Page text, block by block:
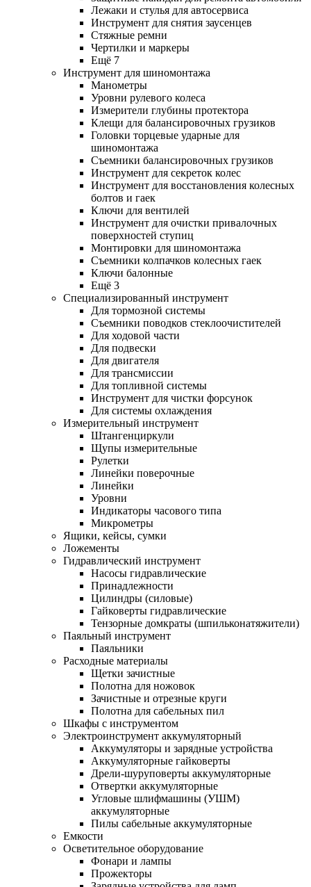
Лежаки и стулья для автосервиса
Инструмент для снятия заусенцев
Стяжные ремни
Чертилки и маркеры
Ещё 7
Инструмент для шиномонтажа
Манометры
Уровни рулевого колеса
Измерители глубины протектора
Клещи для балансировочных грузиков
Головки торцевые ударные для
шиномонтажа
Съемники балансировочных грузиков
Инструмент для секреток колес
Инструмент для восстановления колесных
болтов и гаек
Ключи для вентилей
Инструмент для очистки привалочных
поверхностей ступиц
Монтировки для шиномонтажа
Съемники колпачков колесных гаек
Ключи балонные
Ещё 3
Специализированный инструмент
Для тормозной системы
Съемники поводков стеклоочистителей
Для ходовой части
Для подвески
Для двигателя
Для трансмиссии
Для топливной системы
Инструмент для чистки форсунок
Для системы охлаждения
Измерительный инструмент
Штангенциркули
Щупы измерительные
Рулетки
Линейки поверочные
Линейки
Уровни
Индикаторы часового типа
Микрометры
Ящики, кейсы, сумки
Ложементы
Гидравлический инструмент
Насосы гидравлические
Принадлежности
Цилиндры (силовые)
Гайковерты гидравлические
Тензорные домкраты (шпильконатяжители)
Паяльный инструмент
Паяльники
Расходные материалы
Щетки зачистные
Полотна для ножовок
Зачистные и отрезные круги
Полотна для сабельных пил
Шкафы с инструментом
Электроинструмент аккумуляторный
Аккумуляторы и зарядные устройства
Аккумуляторные гайковерты
Дрели-шуруповерты аккумуляторные
Отвертки аккумуляторные
Угловые шлифмашины (УШМ)
аккумуляторные
Пилы сабельные аккумуляторные
Емкости
Осветительное оборудование
Фонари и лампы
Прожекторы